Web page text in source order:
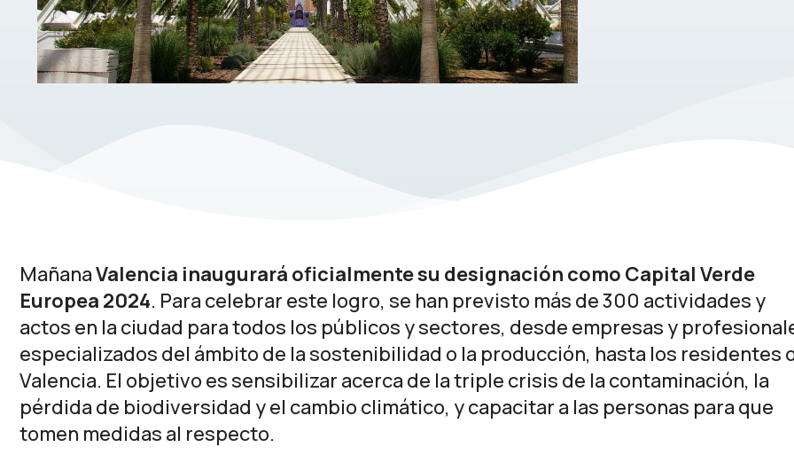
MañanaValencia inaugurará oficialmente su designación como Capital Verde
Europea 2024. Para celebrar este logro, se han previsto más de 300 actividades y
actos en la ciudad para todos los públicos y sectores, desde empresas y
especializados del ámbito de la sostenibilidad o la producción, hasta los residentes
Valencia. El objetivo es sensibilizar acerca de la triple crisis de la contaminación, la
pérdida de biodiversidad y el cambio climático, y capacitar a las personas para que
tomen medidas al respecto.